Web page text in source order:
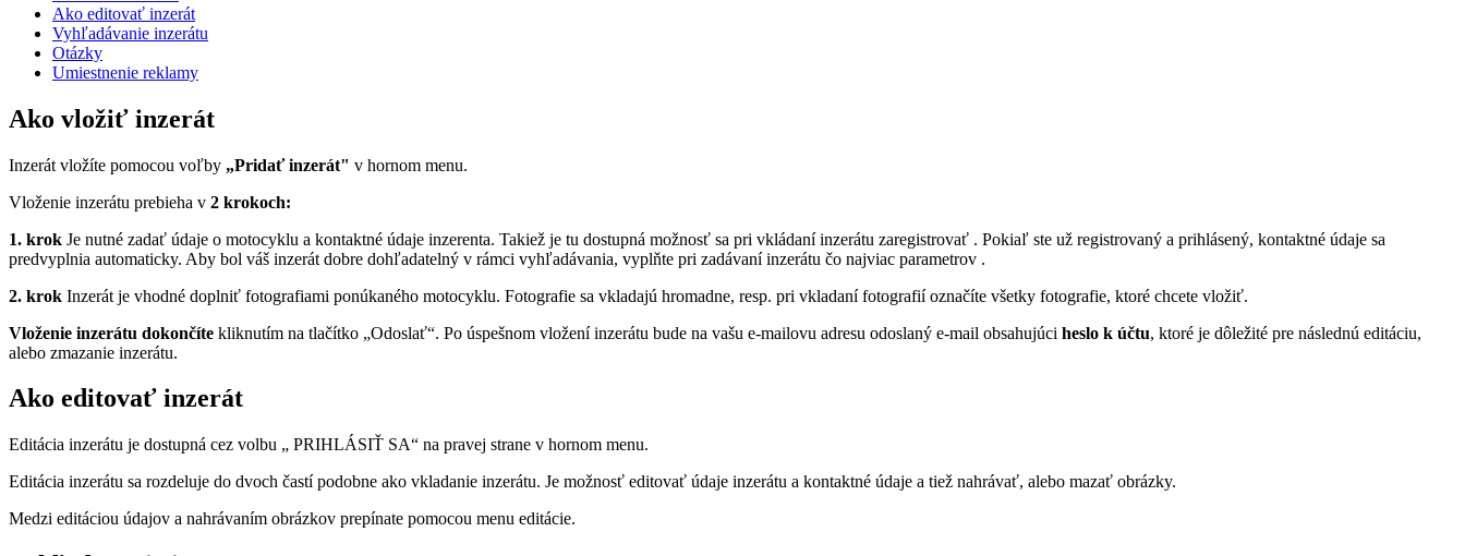
Ako editovať inzerát
Vyhľadávanie inzerátu
Otázky
Umiestnenie reklamy
Ako vložiť inzerát
Inzerát vložíte pomocou voľby „Pridať inzerát" v hornom menu.
Vloženie inzerátu prebieha v 2 krokoch:
1. krok Je nutné zadať údaje o motocyklu a kontaktné údaje inzerenta. Takiež je tu dostupná možnosť sa pri vkládaní inzerátu zaregistrovať . Pokiaľ ste už registrovaný a prihlásený, kontaktné údaje sa
predvyplnia automaticky. Aby bol váš inzerát dobre dohľadatelný v rámci vyhľadávania, vyplňte pri zadávaní inzerátu čo najviac parametrov .
2. krok Inzerát je vhodné doplniť fotografiami ponúkaného motocyklu. Fotografie sa vkladajú hromadne, resp. pri vkladaní fotografií označíte všetky fotografie, ktoré chcete vložiť.
Vloženie inzerátu dokončíte kliknutím na tlačítko „Odoslať“. Po úspešnom vložení inzerátu bude na vašu e-mailovu adresu odoslaný e-mail obsahujúci heslo k účtu, ktoré je dôležité pre následnú editáciu,
alebo zmazanie inzerátu.
Ako editovať inzerát
Editácia inzerátu je dostupná cez volbu „ PRIHLÁSIŤ SA“ na pravej strane v hornom menu.
Editácia inzerátu sa rozdeluje do dvoch častí podobne ako vkladanie inzerátu. Je možnosť editovať údaje inzerátu a kontaktné údaje a tiež nahrávať, alebo mazať obrázky.
Medzi editáciou údajov a nahrávaním obrázkov prepínate pomocou menu editácie.